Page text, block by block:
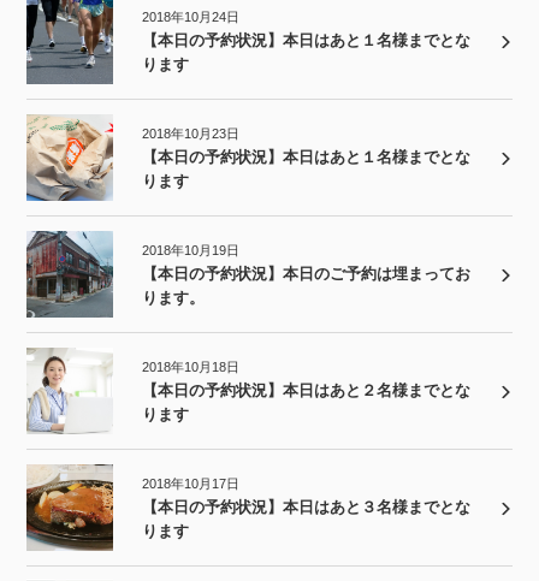
2018年10月24日
【本日の予約状況】本日はあと１名様までとな
ります
2018年10月23日
【本日の予約状況】本日はあと１名様までとな
ります
2018年10月19日
【本日の予約状況】本日のご予約は埋まってお
ります。
2018年10月18日
【本日の予約状況】本日はあと２名様までとな
ります
2018年10月17日
【本日の予約状況】本日はあと３名様までとな
ります